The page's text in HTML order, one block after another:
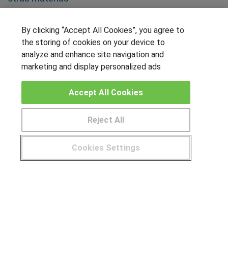
SÍGUENOS EN LAS REDES
OTROS GRUPOS DE INTERES
Muro de los idiomas
Hablemos de empleo
Locos por las becas
CENTROS DE FORMACIÓN
¿Tienes alguna duda? 900 264 357
By clicking “Accept All Cookies”, you agree to
the storing of cookies on your device to
analyze and enhance site navigation and
marketing and display personalized ads
Cookies Settings
Reject All
Accept All Cookies